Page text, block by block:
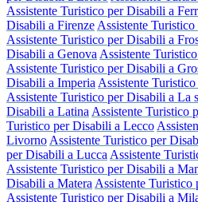
Assistente Turistico per Disabili a
Disabili a Firenze Assistente
Assistente Turistico per Disabili a
Disabili a Genova Assistente
Assistente Turistico per Disabili a
Disabili a Imperia Assistente
Assistente Turistico per Disabili a La
Disabili a Latina Assistente Turistico
Turistico per Disabili a Lecco
Livorno Assistente Turistico per
per Disabili a Lucca Assistente
Assistente Turistico per Disabili a
Disabili a Matera Assistente Turistico
Assistente Turistico per Disabili a